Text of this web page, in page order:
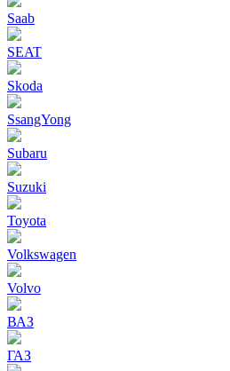
Saab
SEAT
Skoda
SsangYong
Subaru
Suzuki
Toyota
Volkswagen
Volvo
ВАЗ
ГАЗ